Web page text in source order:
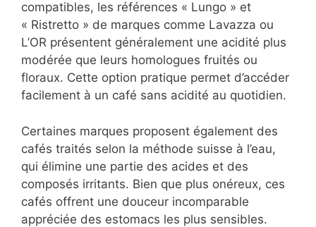
compatibles, les références « Lungo » et
« Ristretto » de marques comme Lavazza ou
L’OR présentent généralement une acidité plus
modérée que leurs homologues fruités ou
floraux. Cette option pratique permet d’accéder
facilement à un café sans acidité au quotidien.
Certaines marques proposent également des
cafés traités selon la méthode suisse à l’eau,
qui élimine une partie des acides et des
composés irritants. Bien que plus onéreux, ces
cafés offrent une douceur incomparable
appréciée des estomacs les plus sensibles.